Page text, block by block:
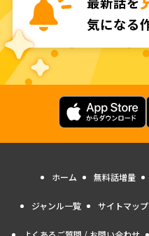
ホーム 無料話増量
ジャンル一覧 サイトマップ